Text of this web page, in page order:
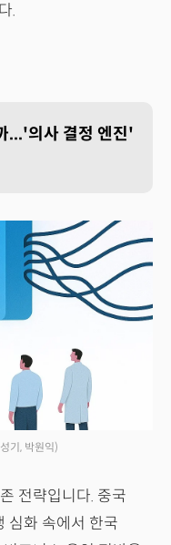
.
...'의사 결정 엔진'
기, 박원익)
전략입니다. 중국
심화 속에서 한국